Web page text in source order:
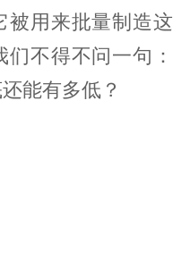
被用来批量制造这
不得不问一句：
能有多低？